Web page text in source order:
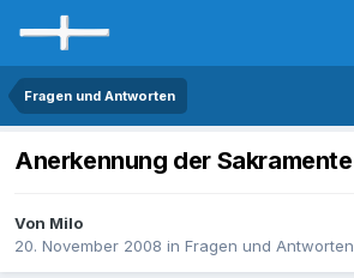
Fragen und Antworten
Anerkennung der Sakramente
Von Milo
20. November 2008 in Fragen und Antworten